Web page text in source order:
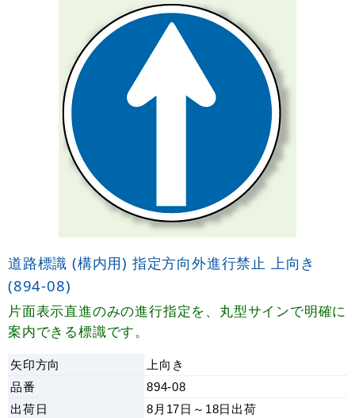
道路標識 (構内用) 指定方向外進行禁止 上向き
(894-08)
片面表示直進のみの進行指定を、丸型サインで明確に
案内できる標識です。
矢印方向
上向き
品番
894-08
出荷日 8月17日～18日 出荷